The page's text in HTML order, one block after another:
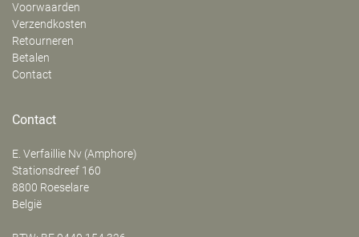
Voorwaarden
Verzendkosten
Retourneren
Betalen
Contact
Contact
E. Verfaillie Nv (Amphore)
‍Stationsdreef 160
8800 Roeselare
België